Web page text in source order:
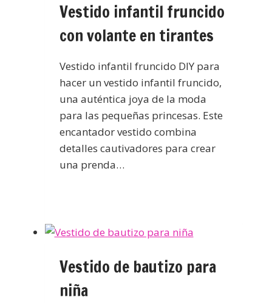
Vestido infantil fruncido
con volante en tirantes
Vestido infantil fruncido DIY para
hacer un vestido infantil fruncido,
una auténtica joya de la moda
para las pequeñas princesas. Este
encantador vestido combina
detalles cautivadores para crear
una prenda…
Vestido de bautizo para
niña